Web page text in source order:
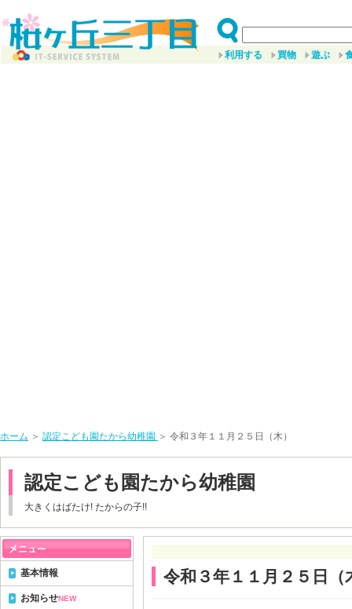
利用する 買物 遊ぶ
ホーム ＞ 認定こども園たから幼稚園 ＞ 令和３年１１月２５日（木）
認定こども園たから幼稚園
大きくはばたけ! たからの子!!
令和３年１１月２５日（
基本情報
お知らせNEW